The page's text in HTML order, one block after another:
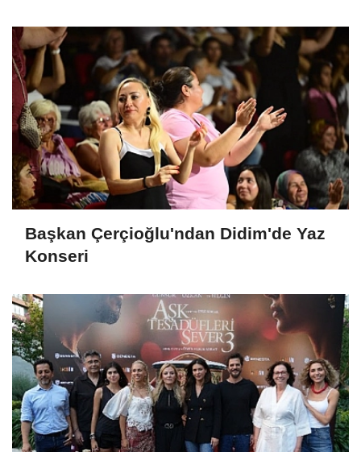
Başkan Çerçioğlu'ndan Didim'de Yaz
Konseri